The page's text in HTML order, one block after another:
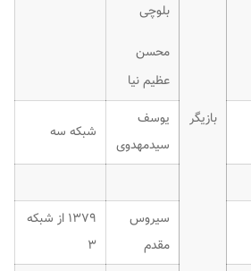
بازیگر
بلوچی
محسن
عظیم نیا
یوسف
سیدمهدوی
شبکه سه
سیروس
مقدم
۱۳۷۹ از شبکه
۳